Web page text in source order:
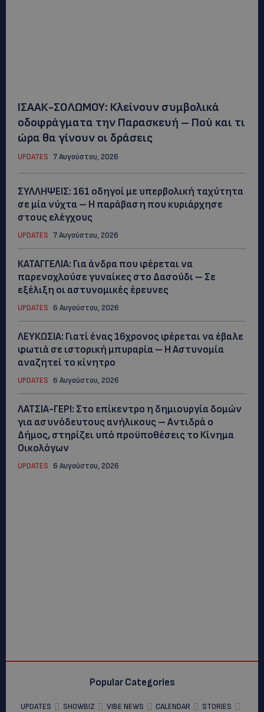
ΙΣΑΑΚ-ΣΟΛΩΜΟΥ: Κλείνουν συμβολικά
οδοφράγματα την Παρασκευή – Πού και τι
ώρα θα γίνουν οι δράσεις
UPDATES 7 Αυγούστου, 2026
ΣΥΛΛΗΨΕΙΣ: 161 οδηγοί με υπερβολική ταχύτητα
σε μία νύχτα – Η παράβαση που κυριάρχησε
στους ελέγχους
UPDATES 7 Αυγούστου, 2026
ΚΑΤΑΓΓΕΛΙΑ: Για άνδρα που φέρεται να
παρενοχλούσε γυναίκες στο Δασούδι – Σε
εξέλιξη οι αστυνομικές έρευνες
UPDATES 6 Αυγούστου, 2026
ΛΕΥΚΩΣΙΑ: Γιατί ένας 16χρονος φέρεται να έβαλε
φωτιά σε ιστορική μπυραρία – Η Αστυνομία
αναζητεί το κίνητρο
UPDATES 6 Αυγούστου, 2026
ΛΑΤΣΙΑ-ΓΕΡΙ: Στο επίκεντρο η δημιουργία δομών
για ασυνόδευτους ανήλικους – Αντιδρά ο
Δήμος, στηρίζει υπό προϋποθέσεις το Κίνημα
Οικολόγων
UPDATES 6 Αυγούστου, 2026
Popular Categories
UPDATES SHOWBIZ VIBE NEWS CALENDAR
STORIES